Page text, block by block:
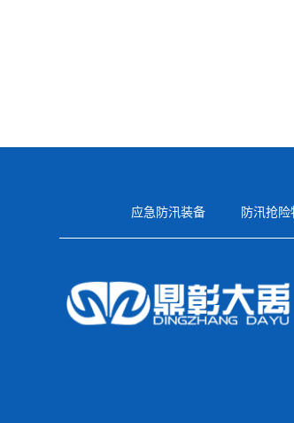
应急防汛装备 防汛抢险